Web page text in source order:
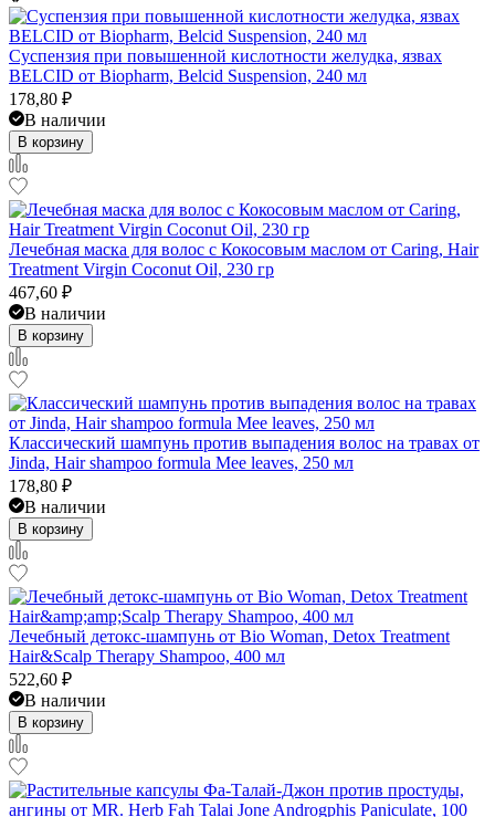
Суспензия при повышенной кислотности желудка, язвах
BELCID от Biopharm, Belcid Suspension, 240 мл
178,80 ₽
В наличии
В корзину
Лечебная маска для волос с Кокосовым маслом от Caring, Hair
Treatment Virgin Coconut Oil, 230 гр
467,60 ₽
В наличии
В корзину
Классический шампунь против выпадения волос на травах от
Jinda, Hair shampoo formula Mee leaves, 250 мл
178,80 ₽
В наличии
В корзину
Лечебный детокс-шампунь от Bio Woman, Detox Treatment
Hair&Scalp Therapy Shampoo, 400 мл
522,60 ₽
В наличии
В корзину